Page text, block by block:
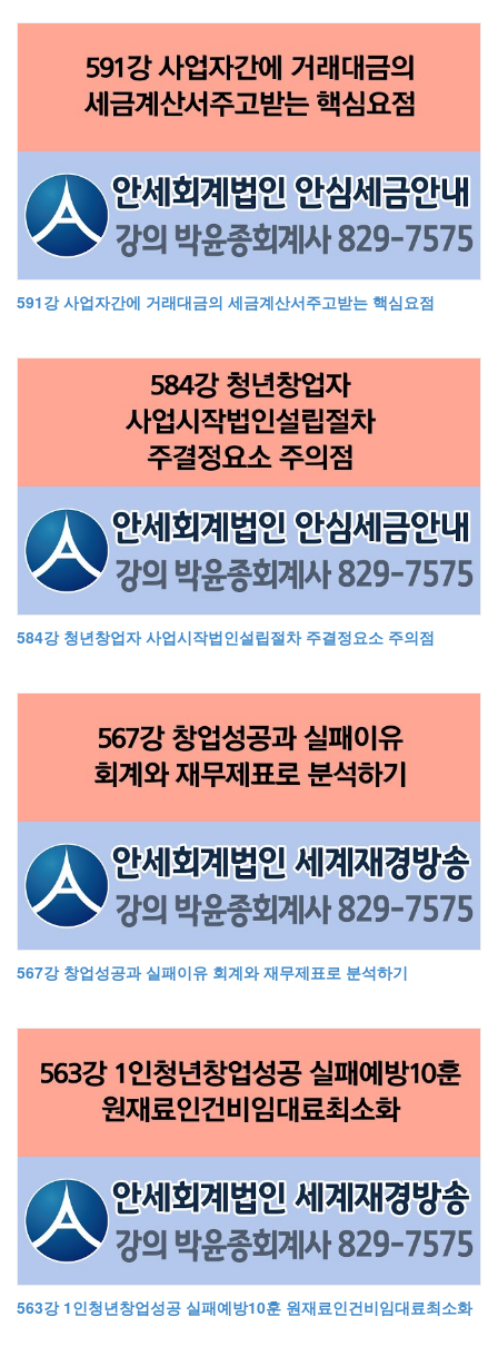
591강 사업자간에 거래대금의 세금계산서주고받는 핵심요점
584강 청년창업자 사업시작법인설립절차 주결정요소 주의점
567강 창업성공과 실패이유 회계와 재무제표로 분석하기
563강 1인청년창업성공 실패예방10훈 원재료인건비임대료최소화